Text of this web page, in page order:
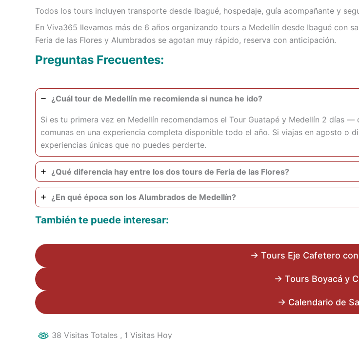
Todos los tours incluyen transporte desde Ibagué, hospedaje, guía acompañante y
En Viva365 llevamos más de 6 años organizando tours a Medellín desde Ibagué
Feria de las Flores y Alumbrados se agotan muy rápido, reserva con anticipación.
Preguntas Frecuentes:
¿Cuál tour de Medellín me recomienda si nunca he ido?
Si es tu primera vez en Medellín recomendamos el Tour Guatapé y Medellín 2 días
comunas en una experiencia completa disponible todo el año. Si viajas en agosto o
experiencias únicas que no puedes perderte.
¿Qué diferencia hay entre los dos tours de Feria de las Flores?
¿En qué época son los Alumbrados de Medellín?
También te puede interesar:
→ Tours Eje Cafetero
→ Tours Boyacá y
→ Calendario de
38 Visitas Totales , 1 Visitas Hoy